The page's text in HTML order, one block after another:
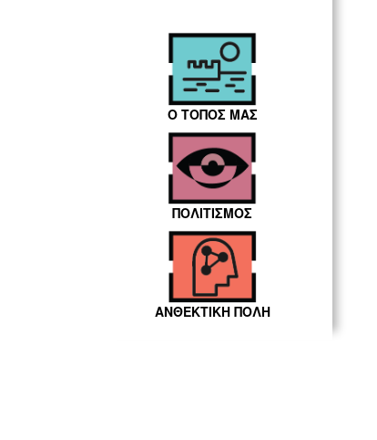
Ο ΤΟΠΟΣ ΜΑΣ
ΠΟΛΙΤΙΣΜΟΣ
ΑΝΘΕΚΤΙΚΗ ΠΟΛΗ